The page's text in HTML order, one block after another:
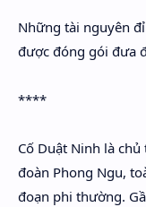
Những tài nguyên
được đóng gói đưa
****
Cố Duật Ninh là
đoàn Phong Ngu,
đoạn phi thường.